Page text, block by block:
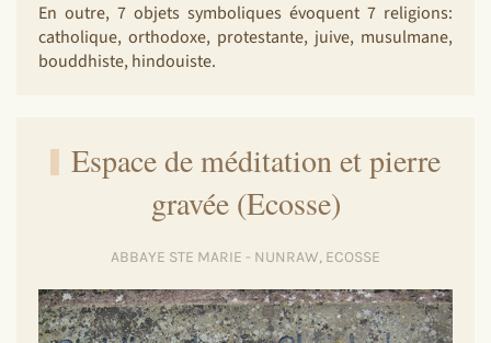
En outre, 7 objets symboliques évoquent 7 religions:
catholique, orthodoxe, protestante, juive, musulmane,
bouddhiste, hindouiste.
Espace de méditation et pierre
gravée (Ecosse)
ABBAYE STE MARIE - NUNRAW, ECOSSE